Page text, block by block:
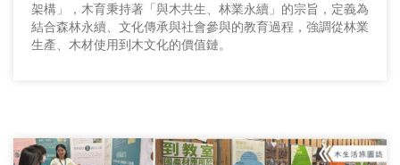
架構」，木育秉持著「與木共生、林業永續」的宗旨，定義為
結合森林永續、文化傳承與社會參與的教育過程，強調從林業
生產、木材使用到木文化的價值鏈。